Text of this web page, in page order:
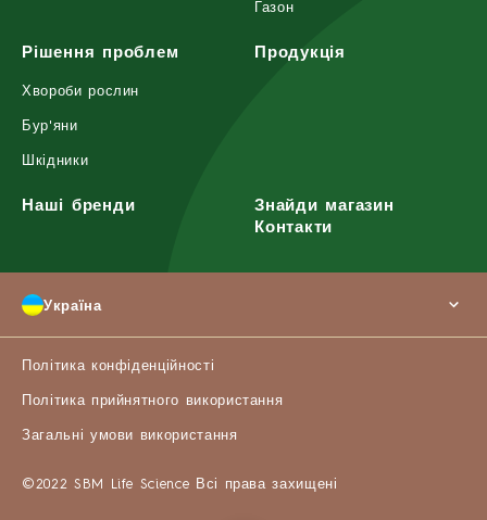
Газон
Рішення проблем
Хвороби рослин
Бур'яни
Шкідники
Продукція
Наші бренди
Знайди магазин
Контакти
Політика конфіденційності
Політика прийнятного використання
Загальні умови використання
©2022 SBM Life Science Всі права захищені
Україна